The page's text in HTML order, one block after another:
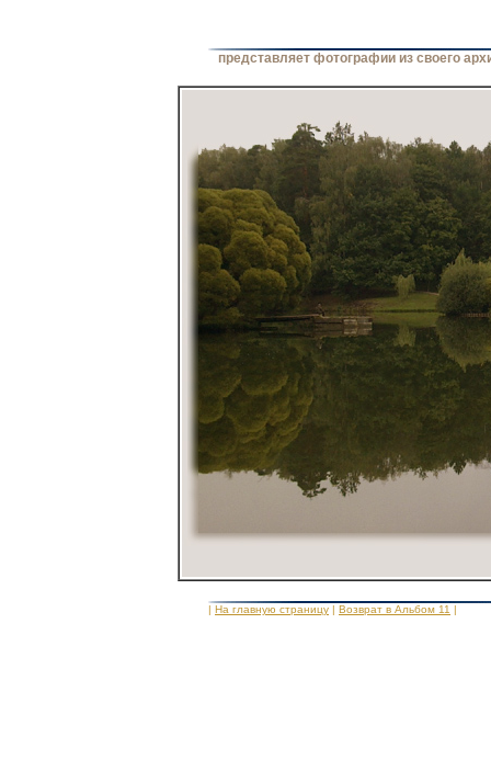
представляет фотографии из своего
| На главную страницу | Возврат в Альбом 11 |